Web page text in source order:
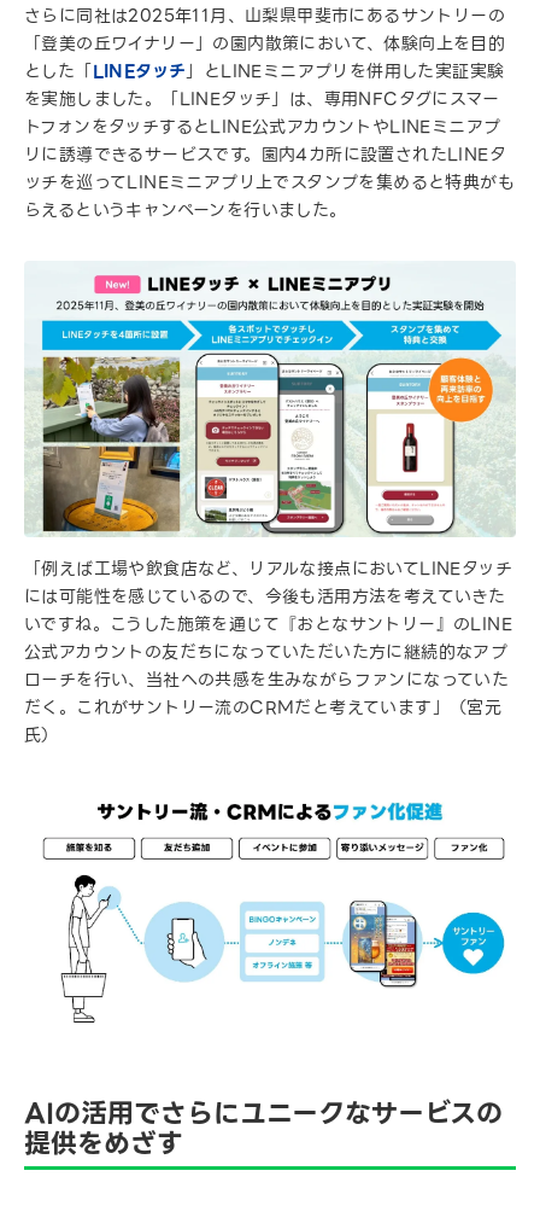
さらに同社は2025年11月、山梨県甲斐市にあるサントリーの
「登美の丘ワイナリー」の園内散策において、体験向上を目的
とした「LINEタッチ」とLINEミニアプリを併用した実証実験
を実施しました。「LINEタッチ」は、専用NFCタグにスマー
トフォンをタッチするとLINE公式アカウントやLINEミニアプ
リに誘導できるサービスです。園内4カ所に設置されたLINEタ
ッチを巡ってLINEミニアプリ上でスタンプを集めると特典がも
らえるというキャンペーンを行いました。
「例えば工場や飲食店など、リアルな接点においてLINEタッチ
には可能性を感じているので、今後も活用方法を考えていきた
いですね。こうした施策を通じて『おとなサントリー』のLINE
公式アカウントの友だちになっていただいた方に継続的なアプ
ローチを行い、当社への共感を生みながらファンになっていた
だく。これがサントリー流のCRMだと考えています」（宮元
氏）
AIの活用でさらにユニークなサービスの
提供をめざす